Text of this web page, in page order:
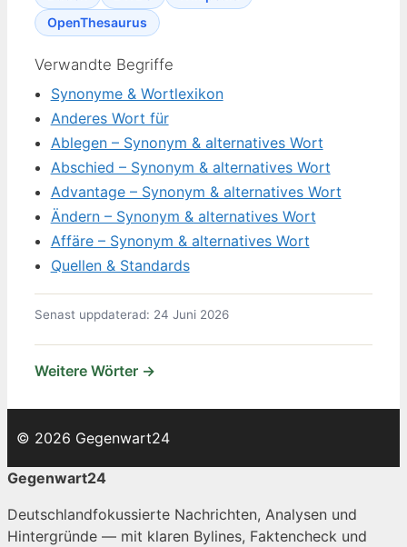
OpenThesaurus
Verwandte Begriffe
Synonyme & Wortlexikon
Anderes Wort für
Ablegen – Synonym & alternatives Wort
Abschied – Synonym & alternatives Wort
Advantage – Synonym & alternatives Wort
Ändern – Synonym & alternatives Wort
Affäre – Synonym & alternatives Wort
Quellen & Standards
Senast uppdaterad: 24 Juni 2026
Weitere Wörter →
© 2026 Gegenwart24
Gegenwart24
Deutschlandfokussierte Nachrichten, Analysen und
Hintergründe — mit klaren Bylines, Faktencheck und